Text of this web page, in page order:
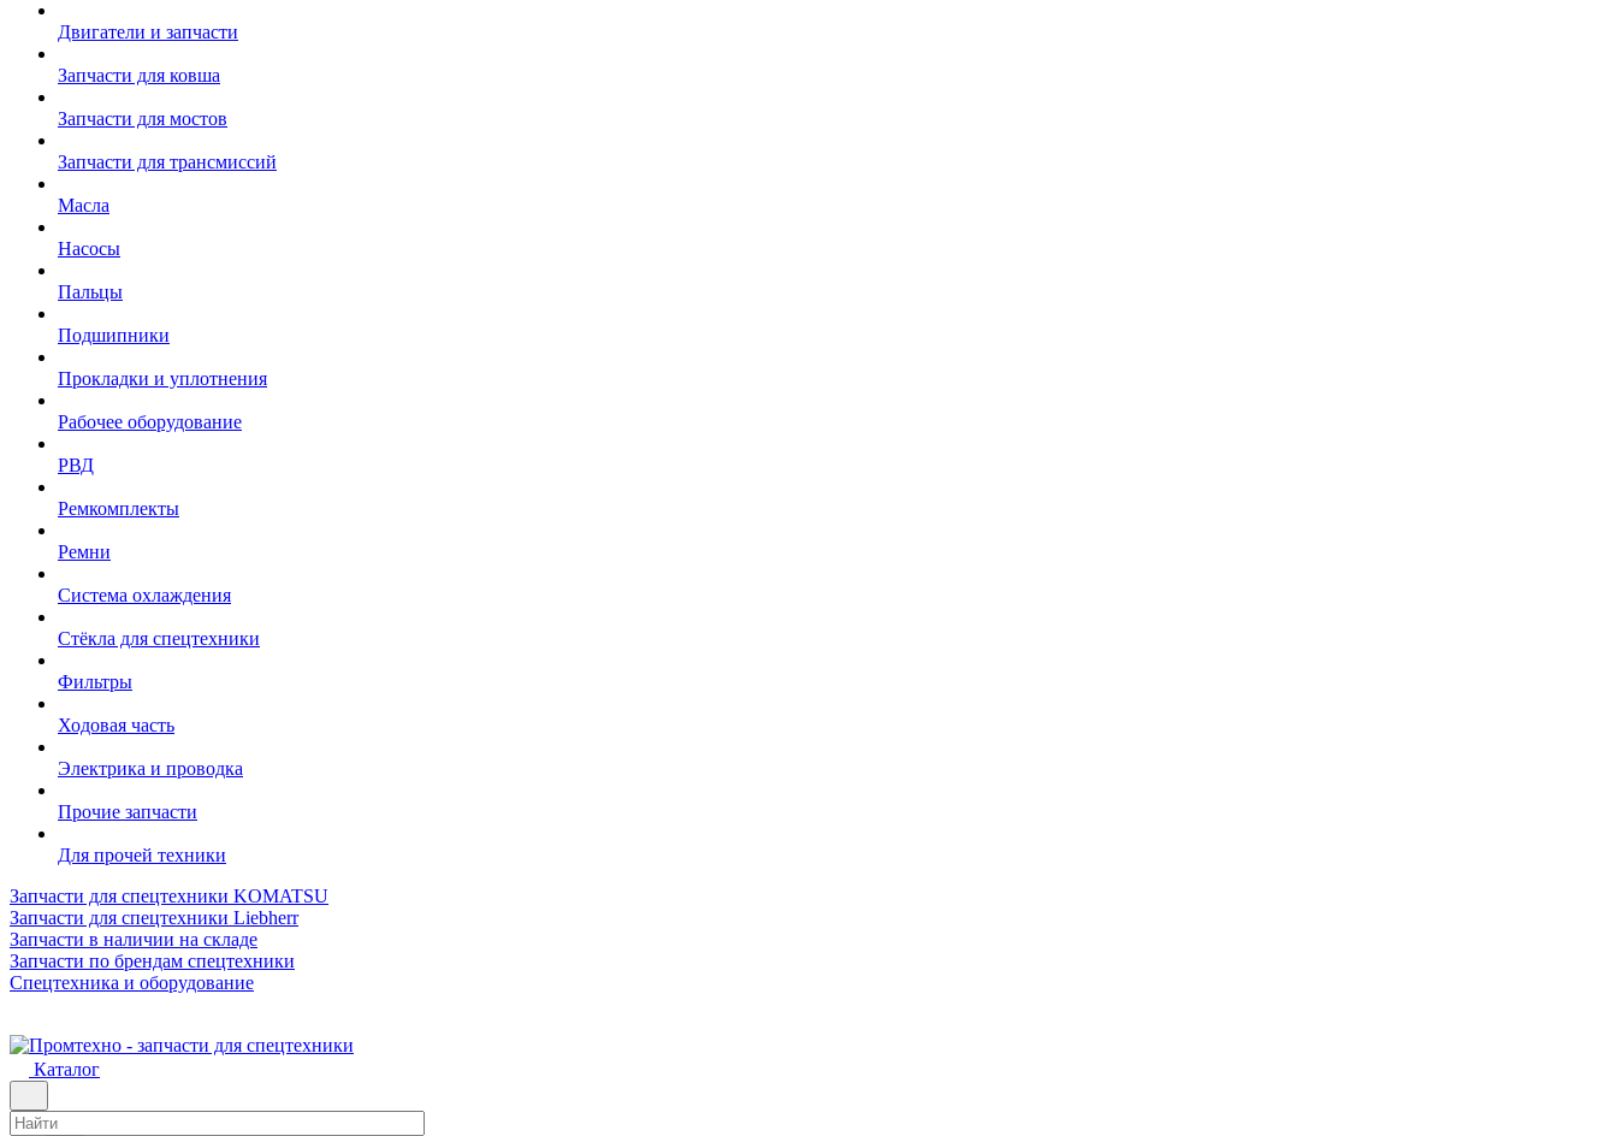
Двигатели и запчасти
Запчасти для ковша
Запчасти для мостов
Запчасти для трансмиссий
Масла
Насосы
Пальцы
Подшипники
Прокладки и уплотнения
Рабочее оборудование
РВД
Ремкомплекты
Ремни
Система охлаждения
Стёкла для спецтехники
Фильтры
Ходовая часть
Электрика и проводка
Прочие запчасти
Для прочей техники
Запчасти для спецтехники KOMATSU
Запчасти для спецтехники Liebherr
Запчасти в наличии на складе
Запчасти по брендам спецтехники
Спецтехника и оборудование
Каталог